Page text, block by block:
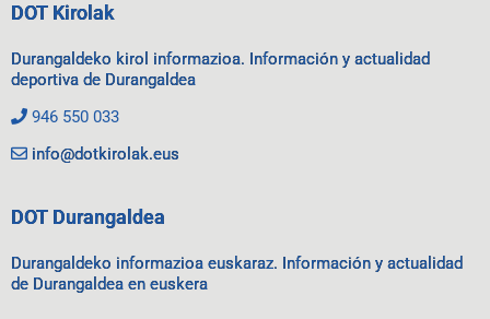
DOT Kirolak
Durangaldeko kirol informazioa. Información y actualidad
deportiva de Durangaldea
946 550 033
info@dotkirolak.eus
DOT Durangaldea
Durangaldeko informazioa euskaraz. Información y actualidad
de Durangaldea en euskera